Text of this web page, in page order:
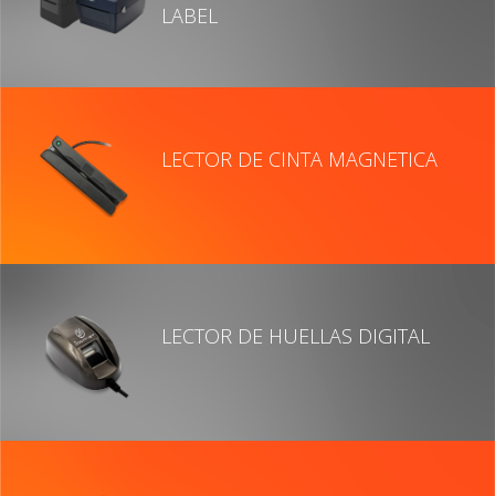
LABEL
LECTOR DE CINTA MAGNETICA
LECTOR DE HUELLAS DIGITAL